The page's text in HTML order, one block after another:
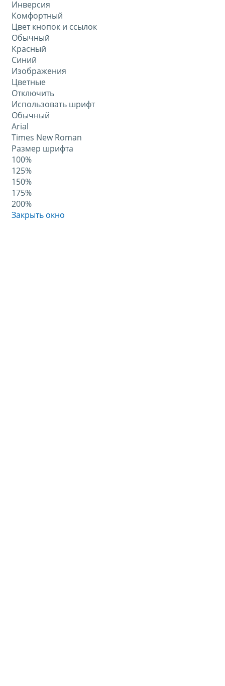
Инверсия
Комфортный
Цвет кнопок и ссылок
Обычный
Красный
Синий
Изображения
Цветные
Отключить
Использовать шрифт
Обычный
Arial
Times New Roman
Размер шрифта
100%
125%
150%
175%
200%
Закрыть окно